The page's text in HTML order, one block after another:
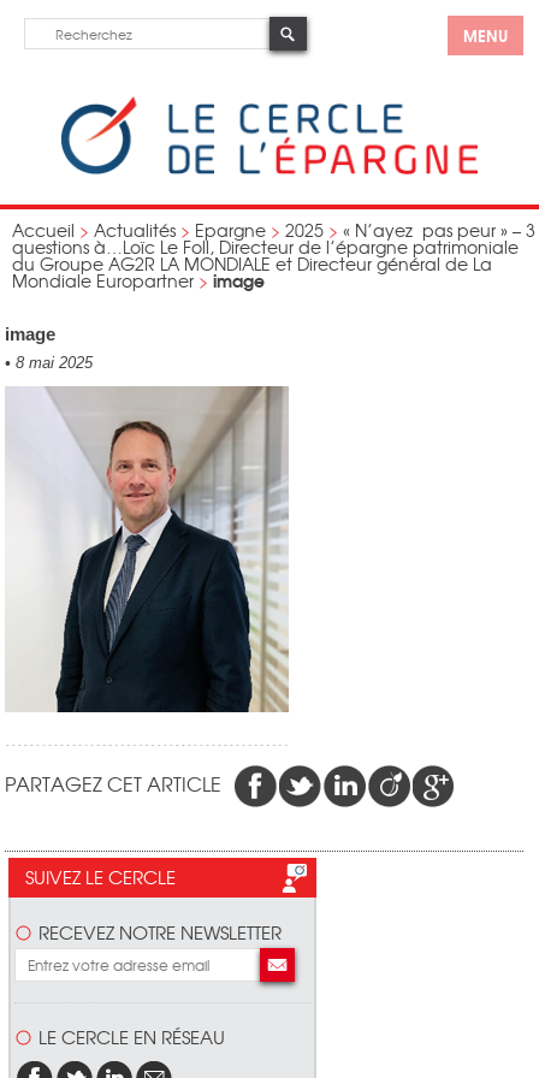
MENU
Accueil > Actualités > Epargne > 2025 > « N’ayez pas peur » – 3
questions à…Loïc Le Foll, Directeur de l’épargne patrimoniale
du Groupe AG2R LA MONDIALE et Directeur général de La
Mondiale Europartner > image
image
• 8 mai 2025
PARTAGEZ CET ARTICLE
SUIVEZ LE CERCLE
RECEVEZ NOTRE NEWSLETTER
LE CERCLE EN RÉSEAU